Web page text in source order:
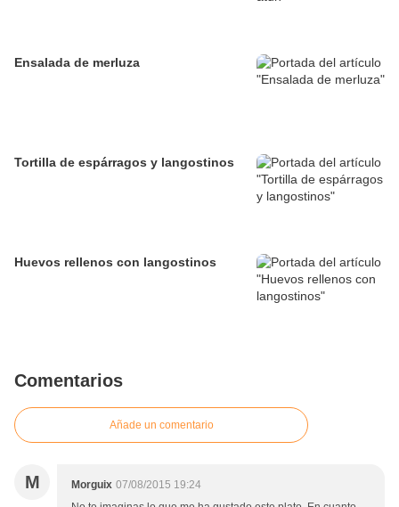
Ensalada de merluza
Tortilla de espárragos y langostinos
Huevos rellenos con langostinos
Comentarios
Añade un comentario
M Morguix 07/08/2015 19:24